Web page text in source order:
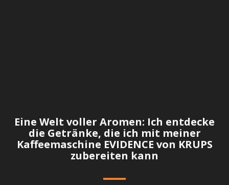
Eine Welt voller Aromen: Ich entdecke
die Getränke, die ich mit meiner
Kaffeemaschine EVIDENCE von KRUPS
zubereiten kann